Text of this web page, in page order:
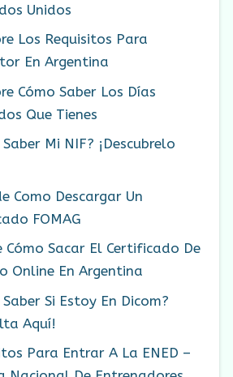
Unidos
Los Requisitos Para
En Argentina
Cómo Saber Los Días
Que Tienes
Saber Mi NIF? ¡Descubrelo
Como Descargar Un
FOMAG
Cómo Sacar El Certificado De
Online En Argentina
Saber Si Estoy En Dicom?
Aquí!
Para Entrar A La ENED –